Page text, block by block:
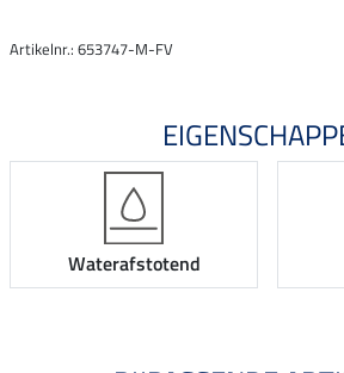
Artikelnr.: 653747-M-FV
Waterafstotend